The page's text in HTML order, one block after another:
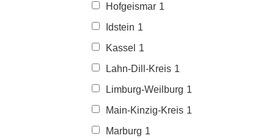
Hofgeismar 1
Idstein 1
Kassel 1
Lahn-Dill-Kreis 1
Limburg-Weilburg 1
Main-Kinzig-Kreis 1
Marburg 1